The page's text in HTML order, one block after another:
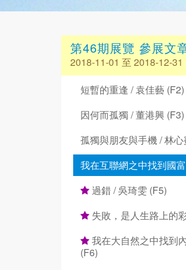
第46期展覽 參展文
2018-11-01 至 2018-12-31
短暫的重逢 / 袁佳藝 (F2)
因何而孤獨 / 董港興 (F3)
孤獨與朋友與手機 / 林心
我在互聯網之中找到國
過錯 / 吳琦雯 (F5)
失敗，是人生路上的
我在大自然之中找到
(F6)